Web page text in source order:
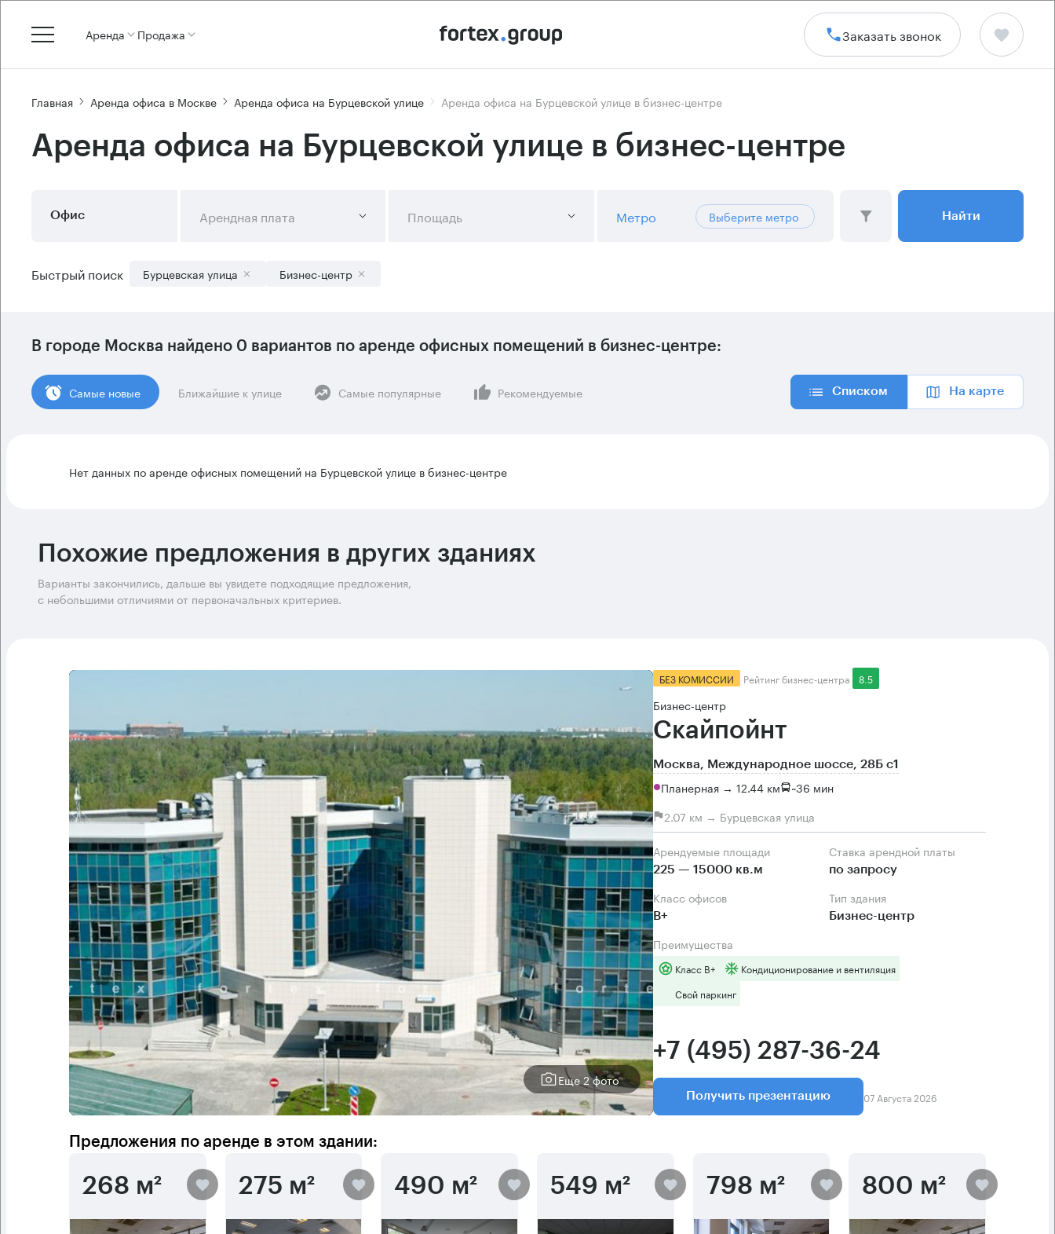
Аренда Продажа Заказать звонок
Главная Аренда офиса в Москве Аренда офиса на Бурцевской улице Аренда офиса на Бурцевской улице в бизнес-центре
Аренда офиса на Бурцевской улице в бизнес-центре
Офис Арендная плата Площадь Метро Выберите метро Найти
Быстрый поиск Бурцевская улица Бизнес-центр
В городе Москва найдено 0 вариантов по аренде офисных помещений в бизнес-центре:
Cамые новые Ближайшие к улице Самые популярные Рекомендуемые Списком На карте
Нет данных по аренде офисных помещений на Бурцевской улице в бизнес-центре
Похожие предложения в других зданиях
Варианты закончились, дальше вы увидете подходящие предложения,
с небольшими отличиями от первоначальных критериев.
Еще 2 фото
БЕЗ КОМИССИИ Рейтинг бизнес-центра 8.5
Бизнес-центр
Скайпойнт
Москва, Международное шоссе, 28Б с1
Планерная → 12.44 км ~36 мин
2.07 км → Бурцевская улица
Арендуемые площади
225 — 15000 кв.м
Ставка арендной платы
по запросу
Класс офисов
B+
Тип здания
Бизнес-центр
Преимущества
Класс B+
Кондиционирование и вентиляция
Свой паркинг
+7 (495) 287-36-24
Получить презентацию 07 Августа 2026
Предложения по аренде в этом здании:
268 м² 275 м² 490 м² 549 м² 798 м² 800 м²